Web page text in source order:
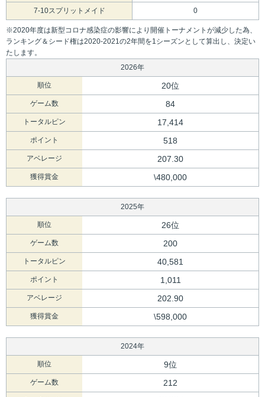
7-10スプリットメイド 0
※2020年度は新型コロナ感染症の影響により開催トーナメントが減少した為、
ランキング＆シード権は2020-2021の2年間を1シーズンとして算出し、決定い
たします。
2026年
順位 20位
ゲーム数 84
トータルピン 17,414
ポイント 518
アベレージ 207.30
獲得賞金 \480,000
2025年
順位 26位
ゲーム数 200
トータルピン 40,581
ポイント 1,011
アベレージ 202.90
獲得賞金 \598,000
2024年
順位 9位
ゲーム数 212